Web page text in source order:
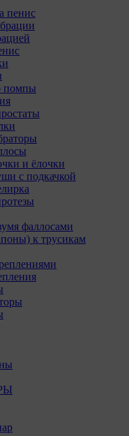
пенис
помпы
и ёлочки
с подкачкой
фаллосами
к трусикам
принять или
файлов cookie в
посещать
чтобы
объем
сессионные
персональных
файлов
опцию в истории
можно
ссылкам,
сайтов
сообщение
электронную почту